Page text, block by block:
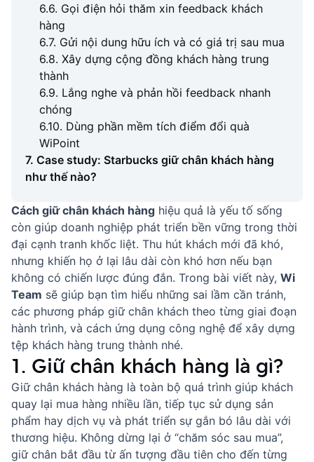
6.6. Gọi điện hỏi thăm xin feedback khách
hàng
6.7. Gửi nội dung hữu ích và có giá trị sau mua
6.8. Xây dựng cộng đồng khách hàng trung
thành
6.9. Lắng nghe và phản hồi feedback nhanh
chóng
6.10. Dùng phần mềm tích điểm đổi quà
WiPoint
7. Case study: Starbucks giữ chân khách hàng
như thế nào?
Cách giữ chân khách hàng hiệu quả là yếu tố sống
còn giúp doanh nghiệp phát triển bền vững trong thời
đại cạnh tranh khốc liệt. Thu hút khách mới đã khó,
nhưng khiến họ ở lại lâu dài còn khó hơn nếu bạn
không có chiến lược đúng đắn. Trong bài viết này, Wi
Team sẽ giúp bạn tìm hiểu những sai lầm cần tránh,
các phương pháp giữ chân khách theo từng giai đoạn
hành trình, và cách ứng dụng công nghệ để xây dựng
tệp khách hàng trung thành nhé.
1. Giữ chân khách hàng là gì?
Giữ chân khách hàng là toàn bộ quá trình giúp khách
quay lại mua hàng nhiều lần, tiếp tục sử dụng sản
phẩm hay dịch vụ và phát triển sự gắn bó lâu dài với
thương hiệu. Không dừng lại ở “chăm sóc sau mua”,
giữ chân bắt đầu từ ấn tượng đầu tiên cho đến từng